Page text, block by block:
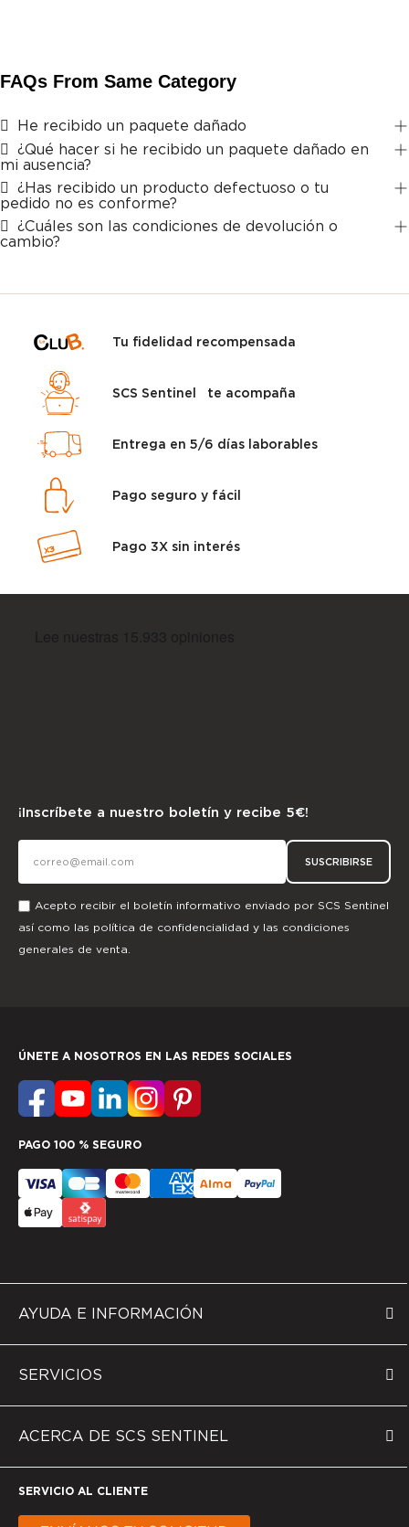
FAQs From Same Category
He recibido un paquete dañado
¿Qué hacer si he recibido un paquete dañado en
mi ausencia?
¿Has recibido un producto defectuoso o tu
pedido no es conforme?
¿Cuáles son las condiciones de devolución o
cambio?
Tu fidelidad recompensada
SCS Sentinel te acompaña
Entrega en 5/6 días laborables
Pago seguro y fácil
Pago 3X sin interés
¡Inscríbete a nuestro boletín y recibe 5€!
SUSCRIBIRSE
Acepto recibir el boletín informativo enviado por SCS Sentinel
así como las política de confidencialidad y las condiciones
generales de venta.
AYUDA E INFORMACIÓN
SERVICIOS
ACERCA DE SCS SENTINEL
SERVICIO AL CLIENTE
ÚNETE A NOSOTROS EN LAS REDES SOCIALES
PAGO 100 % SEGURO